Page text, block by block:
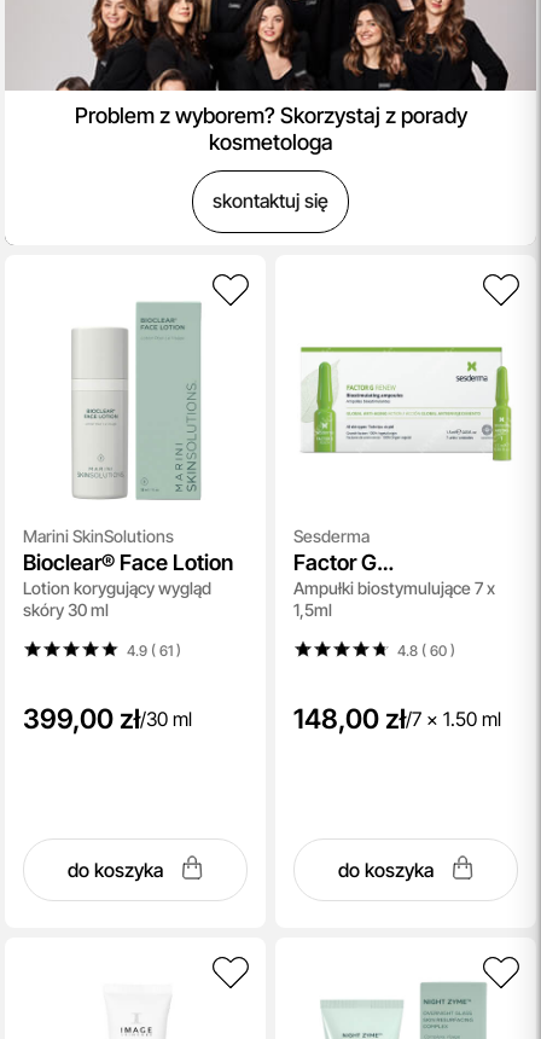
Problem z wyborem? Skorzystaj z porady
kosmetologa
skontaktuj się
Marini SkinSolutions
Bioclear® Face Lotion
Lotion korygujący wygląd
skóry 30 ml
4.9 ( 61)
399,00 zł/30 ml
do koszyka
Sesderma
Factor G
Biostimulating
Ampoules
Ampułki biostymulujące 7 x
1,5ml
4.8 ( 60)
148,00 zł/7 x 1.50 ml
do koszyka